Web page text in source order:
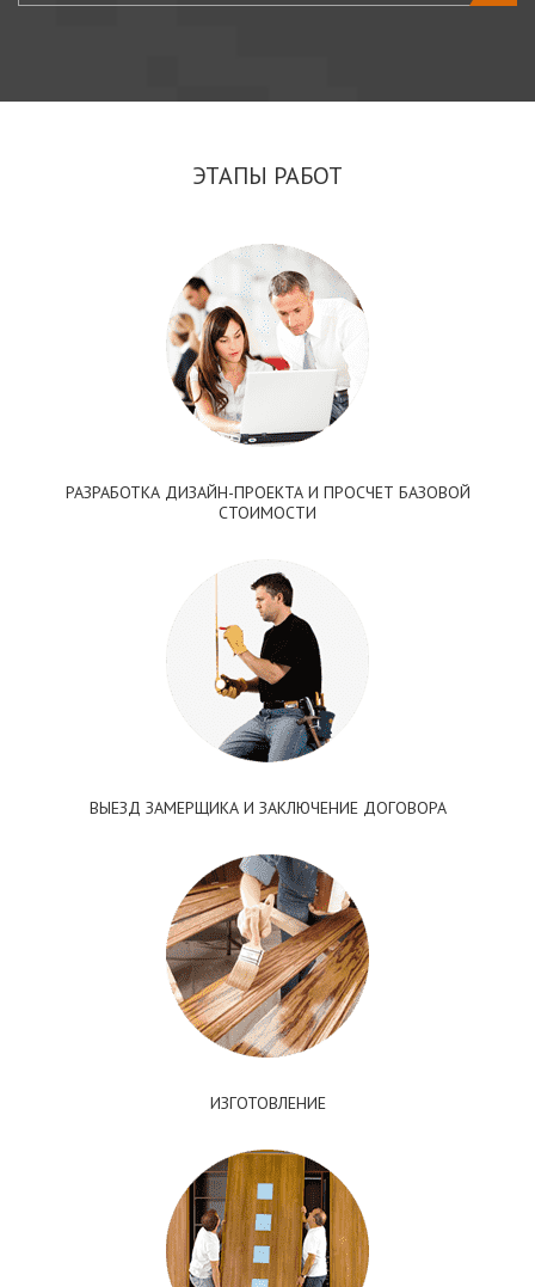
ЭТАПЫ РАБОТ
РАЗРАБОТКА ДИЗАЙН-ПРОЕКТА И ПРОСЧЕТ БАЗОВОЙ
СТОИМОСТИ
ВЫЕЗД ЗАМЕРЩИКА И ЗАКЛЮЧЕНИЕ ДОГОВОРА
ИЗГОТОВЛЕНИЕ